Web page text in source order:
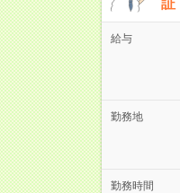
給与
勤務地
勤務時間